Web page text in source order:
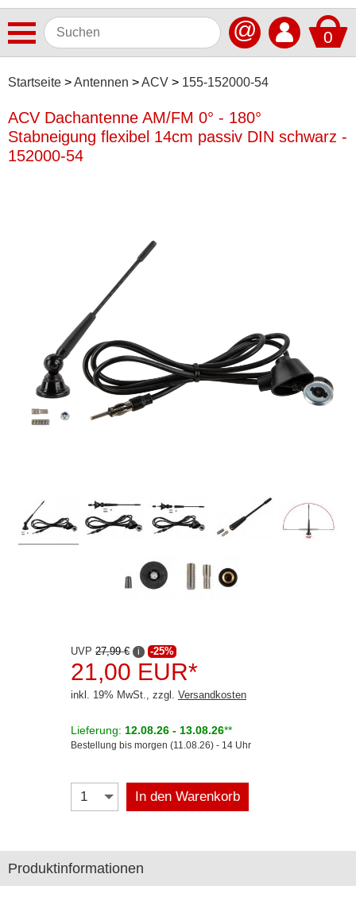
0
@
Startseite Antennen ACV 155-152000-54
AIV
Connects2
Dension
Dietz
Lampa
Elektromobilität
Lautsprecher
ACV Dachantenne AM/FM 0° - 180°
Stabneigung flexibel 14cm passiv DIN schwarz -
152000-54
UVP 27,99 € i -25%
21,00 EUR*
inkl. 19% MwSt., zzgl. Versandkosten
Lieferung: 12.08.26 - 13.08.26**
Bestellung bis morgen (11.08.26) - 14 Uhr
In den Warenkorb
Produktinformationen